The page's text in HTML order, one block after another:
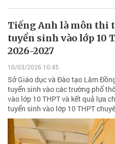
Tiếng Anh là môn thi
tuyển sinh vào lớp 10
2026-2027
10/03/2026 10:45
Sở Giáo dục và Đào tạo Lâm
tuyển sinh vào các trường phổ
vào lớp 10 THPT và kết quả lựa
tuyển sinh vào lớp 10 THPT